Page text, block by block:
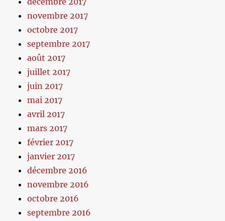
novembre 2017
octobre 2017
septembre 2017
août 2017
juillet 2017
juin 2017
mai 2017
avril 2017
mars 2017
février 2017
janvier 2017
décembre 2016
novembre 2016
octobre 2016
septembre 2016